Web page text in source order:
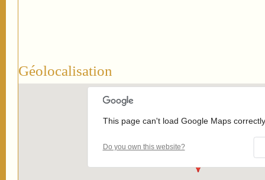
Géolocalisation
This page can't load Google Maps
Do you own this website?